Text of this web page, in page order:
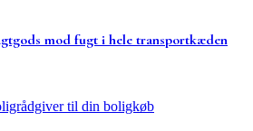
mod fugt i hele transportkæden